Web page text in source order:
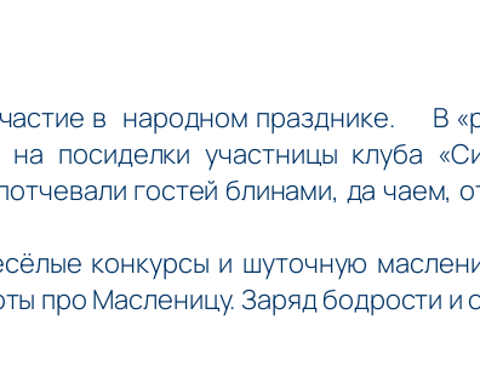
в народном празднике. В
посиделки участницы клуба
гостей блинами, да чаем,
конкурсы и шуточную
про Масленицу. Заряд бодрости и